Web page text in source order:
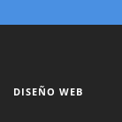
DISEÑO WEB